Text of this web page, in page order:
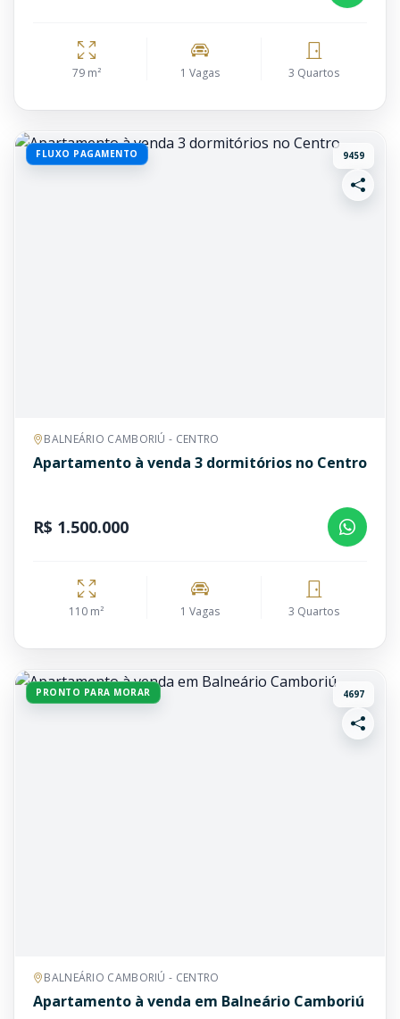
79 m² 1 Vagas 3 Quartos
FLUXO PAGAMENTO 9459
BALNEÁRIO CAMBORIÚ - CENTRO
Apartamento à venda 3 dormitórios no Centro
R$ 1.500.000
110 m² 1 Vagas 3 Quartos
PRONTO PARA MORAR 4697
BALNEÁRIO CAMBORIÚ - CENTRO
Apartamento à venda em Balneário Camboriú